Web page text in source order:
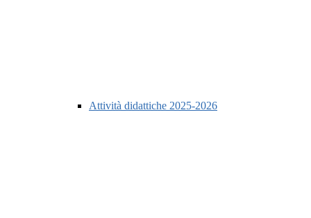
Attività didattiche 2025-2026